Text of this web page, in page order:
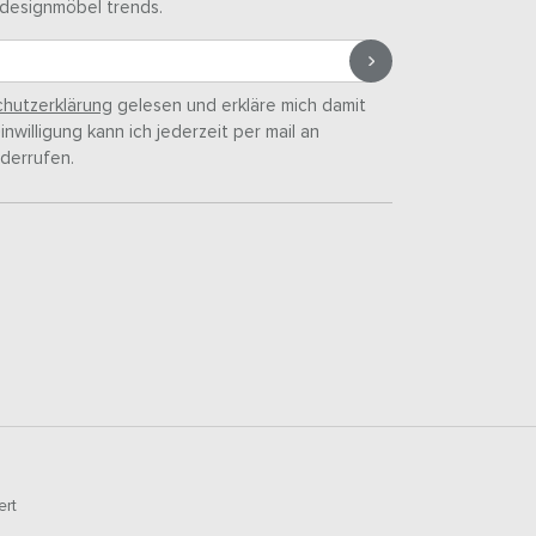
trends.
gelesen und erkläre mich damit
kann ich jederzeit per mail an